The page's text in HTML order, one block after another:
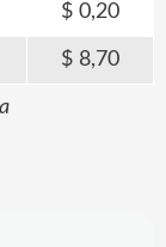
0,20
8,70